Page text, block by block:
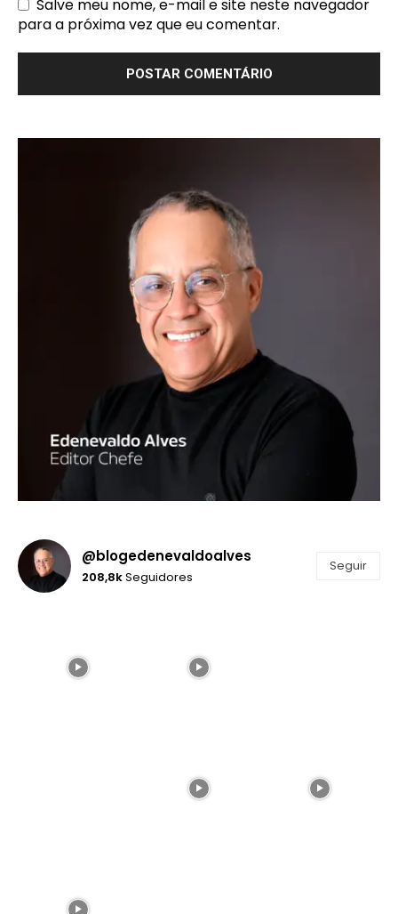
Salve meu nome, e-mail e site neste navegador
para a próxima vez que eu comentar.
@blogedenevaldoalves
208,8kSeguidores
Seguir